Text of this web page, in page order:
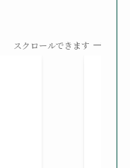
スクロールできます